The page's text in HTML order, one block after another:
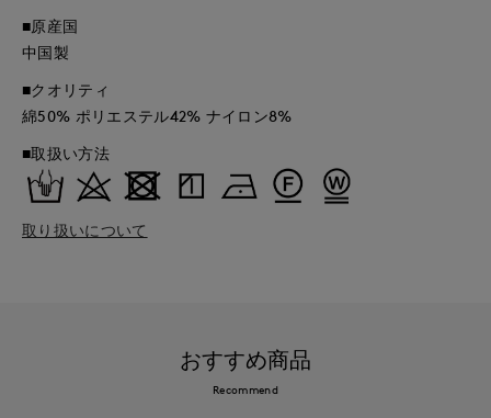
■原産国
中国製
■クオリティ
綿50% ポリエステル42% ナイロン8%
■取扱い方法
取り扱いについて
おすすめ商品
Recommend